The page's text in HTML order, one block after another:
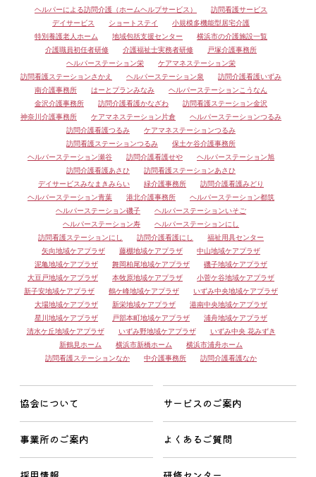
ヘルパーによる訪問介護（ホームヘルプサービス）
訪問看護サービス
デイサービス
ショートステイ
小規模多機能型居宅介護
特別養護老人ホーム
地域包括支援センター
横浜市の介護施設一覧
介護職員初任者研修
介護福祉士実務者研修
戸塚介護事務所
ヘルパーステーション栄
ケアマネステーション栄
訪問看護ステーションさかえ
ヘルパーステーション泉
訪問介護看護いずみ
南介護事務所
はーとプランみなみ
ヘルパーステーションこうなん
金沢介護事務所
訪問介護看護かなざわ
訪問看護ステーション金沢
神奈川介護事務所
ケアマネステーション片倉
ヘルパーステーションつるみ
訪問介護看護つるみ
ケアマネステーションつるみ
訪問看護ステーションつるみ
保土ケ谷介護事務所
ヘルパーステーション瀬谷
訪問介護看護せや
ヘルパーステーション旭
訪問介護看護あさひ
訪問看護ステーションあさひ
デイサービスみなまきみらい
緑介護事務所
訪問介護看護みどり
ヘルパーステーション青葉
港北介護事務所
ヘルパーステーション都筑
ヘルパーステーション磯子
ヘルパーステーションいそご
ヘルパーステーション寿
ヘルパーステーションにし
訪問看護ステーションにし
訪問介護看護にし
福祉用具センター
矢向地域ケアプラザ
藤棚地域ケアプラザ
中山地域ケアプラザ
泥亀地域ケアプラザ
舞岡柏尾地域ケアプラザ
磯子地域ケアプラザ
大豆戸地域ケアプラザ
本牧原地域ケアプラザ
小菅ケ谷地域ケアプラザ
新子安地域ケアプラザ
鶴ケ峰地域ケアプラザ
いずみ中央地域ケアプラザ
大場地域ケアプラザ
新栄地域ケアプラザ
港南中央地域ケアプラザ
星川地域ケアプラザ
戸部本町地域ケアプラザ
浦舟地域ケアプラザ
清水ケ丘地域ケアプラザ
いずみ野地域ケアプラザ
いずみ中央 花みずき
新鶴見ホーム
横浜市新橋ホーム
横浜市浦舟ホーム
訪問看護ステーションなか
中介護事務所 訪問介護看護なか
協会について サービスのご案内
事業所のご案内 よくあるご質問